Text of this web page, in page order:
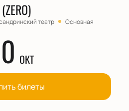
театр
Основная
ОКТ
билеты